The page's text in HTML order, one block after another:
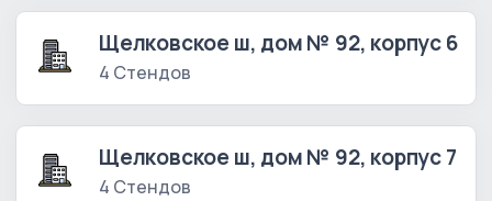
Щелковское ш, дом № 92, корпус 6
4 Стендов
Щелковское ш, дом № 92, корпус 7
4 Стендов